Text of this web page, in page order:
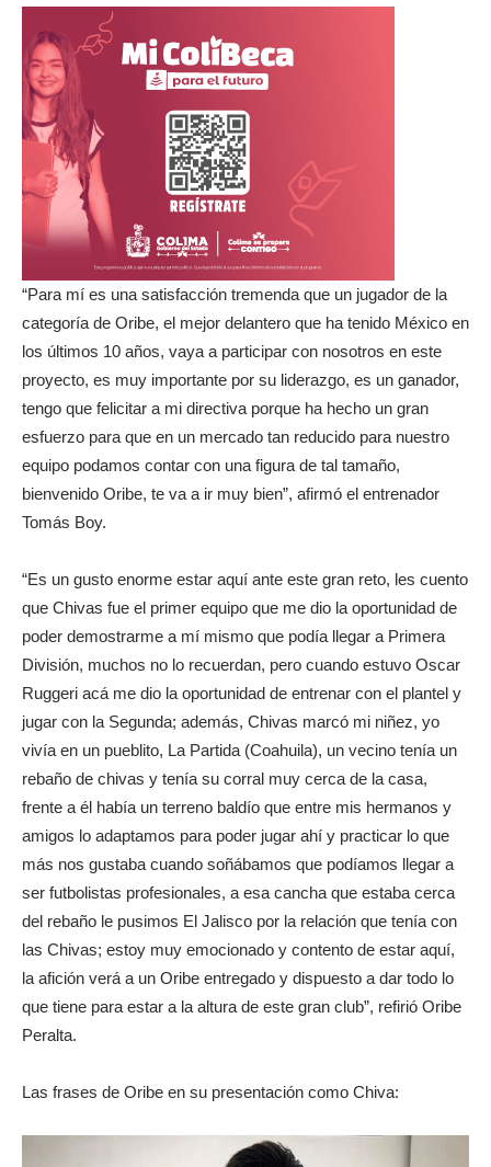
“Para mí es una satisfacción tremenda que un jugador de la
categoría de Oribe, el mejor delantero que ha tenido México en
los últimos 10 años, vaya a participar con nosotros en este
proyecto, es muy importante por su liderazgo, es un ganador,
tengo que felicitar a mi directiva porque ha hecho un gran
esfuerzo para que en un mercado tan reducido para nuestro
equipo podamos contar con una figura de tal tamaño,
bienvenido Oribe, te va a ir muy bien”, afirmó el entrenador
Tomás Boy.
“Es un gusto enorme estar aquí ante este gran reto, les cuento
que Chivas fue el primer equipo que me dio la oportunidad de
poder demostrarme a mí mismo que podía llegar a Primera
División, muchos no lo recuerdan, pero cuando estuvo Oscar
Ruggeri acá me dio la oportunidad de entrenar con el plantel y
jugar con la Segunda; además, Chivas marcó mi niñez, yo
vivía en un pueblito, La Partida (Coahuila), un vecino tenía un
rebaño de chivas y tenía su corral muy cerca de la casa,
frente a él había un terreno baldío que entre mis hermanos y
amigos lo adaptamos para poder jugar ahí y practicar lo que
más nos gustaba cuando soñábamos que podíamos llegar a
ser futbolistas profesionales, a esa cancha que estaba cerca
del rebaño le pusimos El Jalisco por la relación que tenía con
las Chivas; estoy muy emocionado y contento de estar aquí,
la afición verá a un Oribe entregado y dispuesto a dar todo lo
que tiene para estar a la altura de este gran club”, refirió Oribe
Peralta.
Las frases de Oribe en su presentación como Chiva: